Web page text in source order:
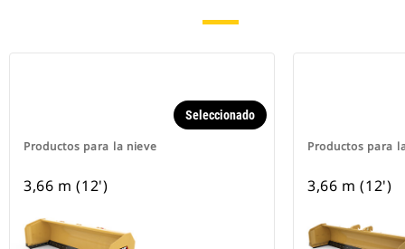
Productos para la nieve
Seleccionado
3,66 m (12')
Productos para
3,66 m (12')